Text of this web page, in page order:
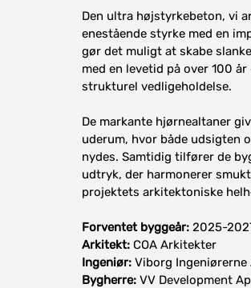
Den ultra højstyrkebeton, vi
enestående styrke med en
gør det muligt at skabe
med en levetid på over 100
strukturel vedligeholdelse.
De markante hjørnealtaner
uderum, hvor både udsigten
nydes. Samtidig tilfører de
udtryk, der harmonerer
projektets arkitektoniske
Forventet byggeår: 2025-
Arkitekt: COA Arkitekter
Ingeniør: Viborg Ingeniørerne
Bygherre: VV Development